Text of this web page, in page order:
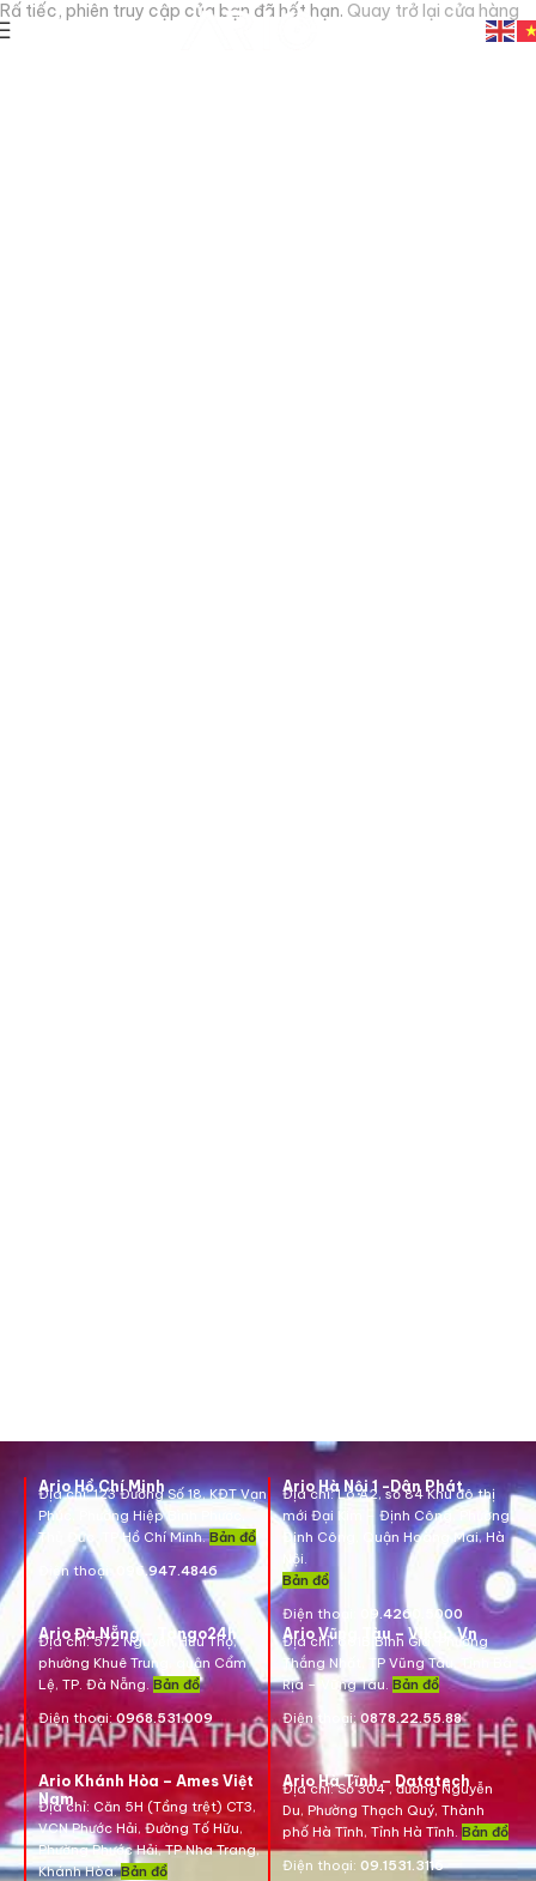
Rấ tiếc, phiên truy cập của bạn đã hết hạn. Quay trở lại cửa hàng
Ario Hồ Chí Minh
Địa chỉ:123 Đường Số 18, KĐT Vạn
Phúc, Phường Hiệp Bình Phước,
Thủ Đức, TP Hồ Chí Minh.Bản đồ
Điện thoại:
096.947.4846
Ario Hà Nội 1 -Dân Phát
Địa chỉ:Lô A2, số 84 Khu đô thị
mới Đại Kim – Định Công, Phường
Định Công, Quận Hoàng Mai, Hà
Nội.
Bản đồ
Điện thoại:
09.4260.5000
Ario Đà Nẵng – Tango24h
Địa chỉ: 572 Nguyễn Hữu Thọ,
phường Khuê Trung, quận Cẩm
Lệ, TP. Đà Nẵng.Bản đồ
Điện thoại:0968.531.009
Ario Vũng Tàu – Vikgo.Vn
Địa chỉ:661B Bình Giã, Phường
Thắng Nhất, TP Vũng Tàu, Tỉnh Bà
Rịa – Vũng Tàu. Bản đồ
Điện thoại:0878.22.55.88
Ario Khánh Hòa – Ames Việt
Nam
Địa chỉ: Căn 5H (Tầng trệt) CT3,
VCN Phước Hải, Đường Tố Hữu,
Phường Phước Hải, TP Nha Trang,
Khánh Hòa.Bản đồ
Ario Hà Tĩnh – Datatech
Địa chỉ:Số 304 , đường Nguyễn
Du, Phường Thạch Quý, Thành
phố Hà Tĩnh, Tỉnh Hà Tĩnh. Bản đồ
Điện thoại: 09.1531.3116